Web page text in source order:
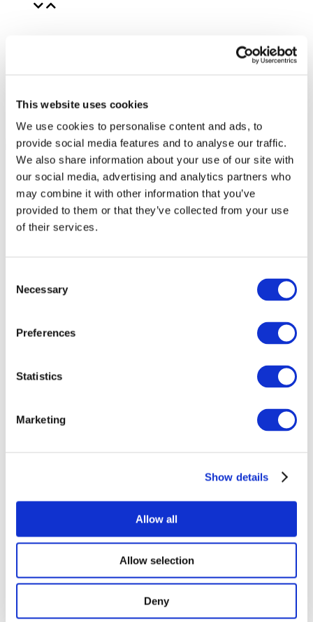
This website uses cookies
We use cookies to personalise content and ads, to
provide social media features and to analyse our traffic.
We also share information about your use of our site with
our social media, advertising and analytics partners who
may combine it with other information that you’ve
provided to them or that they’ve collected from your use
of their services.
Selection
Necessary
Preferences
Statistics
Marketing
Show details
Allow all
Allow selection
Deny
Всі заходи
Концерти